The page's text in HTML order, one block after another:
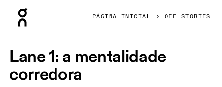
PÁGINA INICIAL OFF STORIES
Lane 1: a mentalidade
corredora